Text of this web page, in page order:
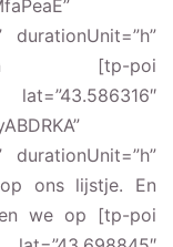
durationUnit=”h”
en [tp-poi
durationUnit=”h”
ons lijstje. En
we op [tp-poi